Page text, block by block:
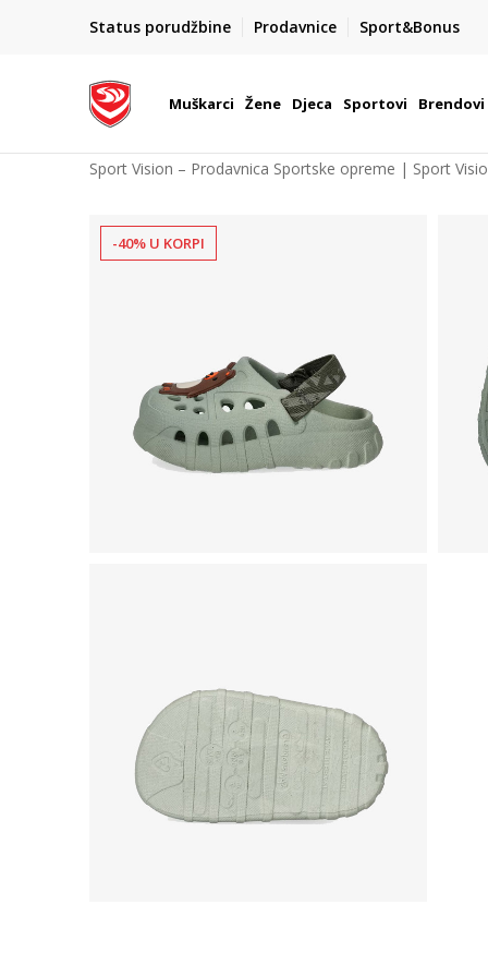
Status porudžbine Prodavnice Sport&Bonus
POZOVITE NAS NA : 055/490-400
Pon-Pet od 9h - 16h
Muškarci Žene Djeca Sportovi Brendovi
Sport Vision – Prodavnica Sportske opreme | Sport
-40% U KORPI